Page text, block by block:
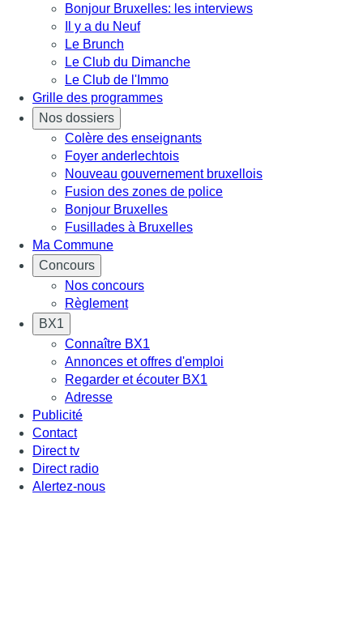
Bonjour Bruxelles: les interviews
Il y a du Neuf
Le Brunch
Le Club du Dimanche
Le Club de l'Immo
Grille des programmes
Nos dossiers
Colère des enseignants
Foyer anderlechtois
Nouveau gouvernement bruxellois
Fusion des zones de police
Bonjour Bruxelles
Fusillades à Bruxelles
Ma Commune
Concours
Nos concours
Règlement
BX1
Connaître BX1
Annonces et offres d'emploi
Regarder et écouter BX1
Adresse
Publicité
Contact
Direct tv
Direct radio
Alertez-nous